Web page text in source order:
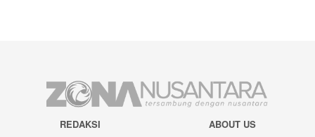
REDAKSI
ABOUT US